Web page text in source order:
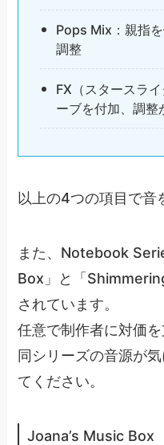
Pops Mix：親指
調整
FX（スタースラ
ーブを付加、調整
以上の4つの項目で音
また、Notebook
Box」と「
されています。
任意で制作者に対価
同シリーズの音源が
てください。
Joana’s Music Box